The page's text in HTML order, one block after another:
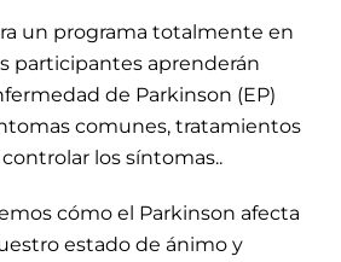
un programa totalmente en
participantes aprenderán
de Parkinson (EP)
comunes, tratamientos
los síntomas..
cómo el Parkinson afecta
estado de ánimo y